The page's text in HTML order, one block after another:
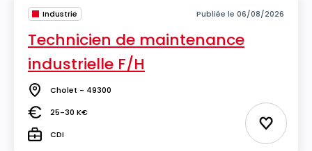
Industrie Publiée le 06/08/2026
Technicien de maintenance
industrielle F/H
Lieu Cholet - 49300
Salaire25-30 K€
TypeCDI Ajouter